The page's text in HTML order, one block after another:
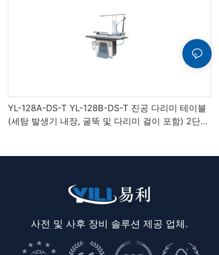
YL-128A-DS-T YL-128B-DS-T 진공 다리미 테이블
(세탐 발생기 내장, 굴뚝 및 다리미 걸이 포함) 2단
사전 및 사후 장비 솔루션 제공 업체.